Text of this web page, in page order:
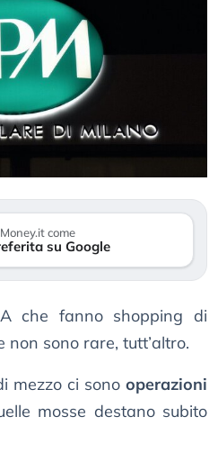
come
su Google
che fanno shopping di
sono rare, tutt’altro.
mezzo ci sono operazioni
mosse destano subito